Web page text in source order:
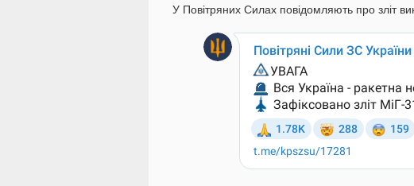
У Повітряних Силах повідомляють про зліт